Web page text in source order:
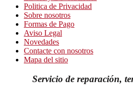
Politica de Privacidad
Sobre nosotros
Formas de Pago
Aviso Legal
Novedades
Contacte con nosotros
Mapa del sitio
Servicio de reparación,